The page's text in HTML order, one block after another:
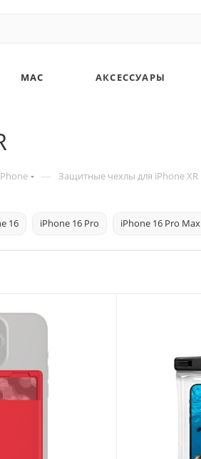
MAC АКСЕССУАРЫ
— Защитные чехлы для iPhone XR
16 iPhone 16 Pro iPhone 16 Pro Max